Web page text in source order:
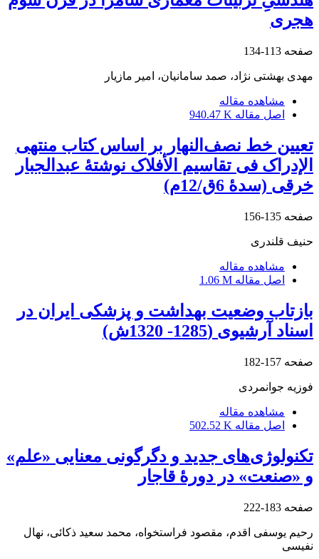
هجری
صفحه 113-134
مهدی بهشتی نژاد، صمد سامانیان، امیر مازیار
مشاهده مقاله
اصل مقاله 940.47 K
تعیین خط نصف‌النهار بر اساس کتاب منتهی
الإدراک فی تقاسیم الأفلاک نوشتۀ عبدالجبار
خرقی (سدۀ 6ق/12م)
صفحه 135-156
حنیف قلندری
مشاهده مقاله
اصل مقاله 1.06 M
بازتاب وضعیت بهداشت و پزشکی ایران در
اسناد آرشیوی (1285- 1320ش)
صفحه 157-182
فوزیه جوانمردی
مشاهده مقاله
اصل مقاله 502.52 K
تکنولوژی‌های جدید و دگرگونی معنایی «علم»
و «صنعت» در دورۀ قاجار
صفحه 183-222
رحیم یوسفی اقدم، مقصود فراستخواه، محمد سعید ذکائی، نهال
نفیسی